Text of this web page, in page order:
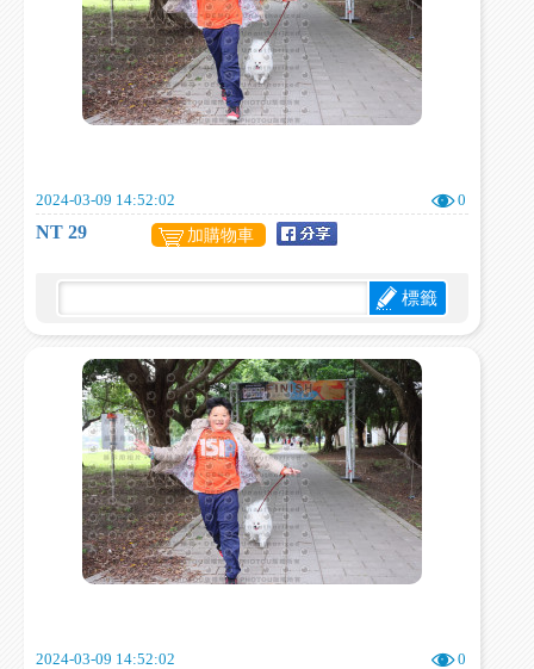
2024-03-09 14:52:02 0
NT 29 加購物車
標籤
2024-03-09 14:52:02 0